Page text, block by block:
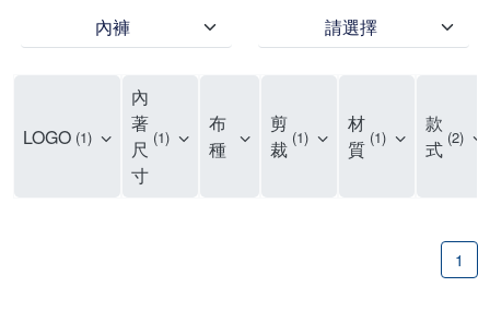
內褲 請選擇
LOGO 1
內
著
尺
寸
1
布
種
剪
裁 1
材
質 1
款
式 2
1